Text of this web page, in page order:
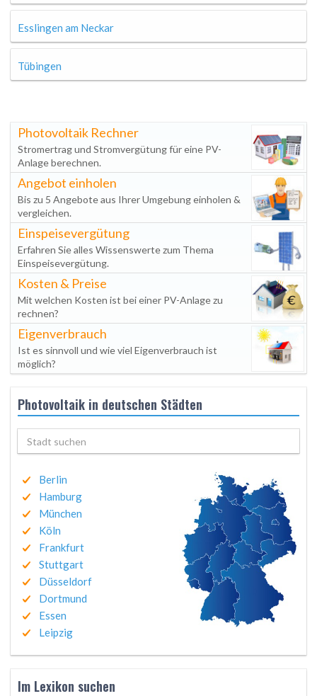
Esslingen am Neckar
Tübingen
Photovoltaik Rechner
Stromertrag und Stromvergütung für eine PV-
Anlage berechnen.
Angebot einholen
Bis zu 5 Angebote aus Ihrer Umgebung einholen &
vergleichen.
Einspeisevergütung
Erfahren Sie alles Wissenswerte zum Thema
Einspeisevergütung.
Kosten & Preise
Mit welchen Kosten ist bei einer PV-Anlage zu
rechnen?
Eigenverbrauch
Ist es sinnvoll und wie viel Eigenverbrauch ist
möglich?
Photovoltaik in deutschen Städten
Berlin
Hamburg
München
Köln
Frankfurt
Stuttgart
Düsseldorf
Dortmund
Essen
Leipzig
Im Lexikon suchen